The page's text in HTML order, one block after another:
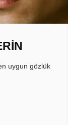
uygun gözlük